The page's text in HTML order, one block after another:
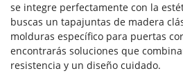
se integre perfectamente con la
buscas un tapajuntas de madera
molduras específico para puertas
encontrarás soluciones que
resistencia y un diseño cuidado.